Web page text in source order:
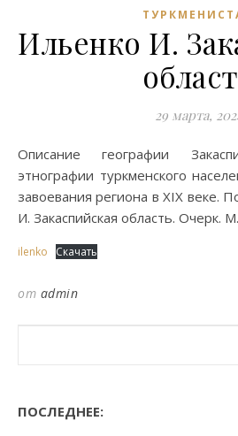
Ильенко И.
29 марта,
Описание географии Закаспийской области и
этнографии туркменского
завоевания региона в XIX веке.
И. Закаспийская область. Очерк.
ilenko Скачать
от admin
ПОСЛЕДНЕЕ: